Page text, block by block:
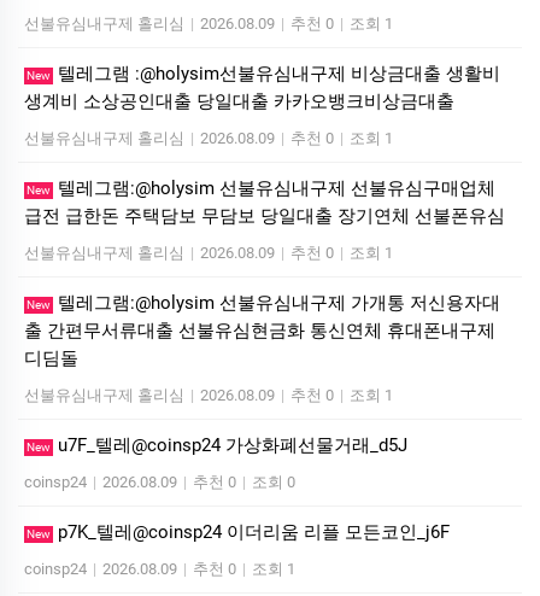
선불유심내구제 홀리심 | 2026.08.09 | 추천 0 | 조회 1
New
텔레그램 :@holysim선불유심내구제 비상금대출 생활비
생계비 소상공인대출 당일대출 카카오뱅크비상금대출
선불유심내구제 홀리심 | 2026.08.09 | 추천 0 | 조회 1
New
텔레그램:@holysim 선불유심내구제 선불유심구매업체
급전 급한돈 주택담보 무담보 당일대출 장기연체 선불폰유심
선불유심내구제 홀리심 | 2026.08.09 | 추천 0 | 조회 1
New
텔레그램:@holysim 선불유심내구제 가개통 저신용자대
출 간편무서류대출 선불유심현금화 통신연체 휴대폰내구제
디딤돌
선불유심내구제 홀리심 | 2026.08.09 | 추천 0 | 조회 1
New u7F_텔레@coinsp24 가상화폐선물거래_d5J
coinsp24 | 2026.08.09 | 추천 0 | 조회 0
New p7K_텔레@coinsp24 이더리움 리플 모든코인_j6F
coinsp24 | 2026.08.09 | 추천 0 | 조회 1